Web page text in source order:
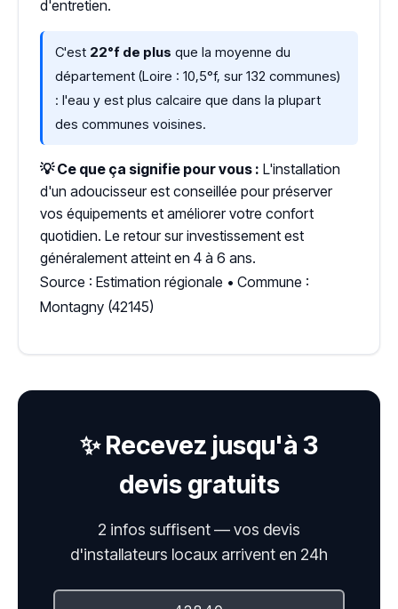
d'entretien.
C'est 22°f de plus que la moyenne du
département (Loire : 10,5°f, sur 132 communes)
: l'eau y est plus calcaire que dans la plupart
des communes voisines.
💡 Ce que ça signifie pour vous : L'installation
d'un adoucisseur est conseillée pour préserver
vos équipements et améliorer votre confort
quotidien. Le retour sur investissement est
généralement atteint en 4 à 6 ans.
Source : Estimation régionale • Commune :
Montagny (42145)
✨ Recevez jusqu'à 3
devis gratuits
2 infos suffisent — vos devis
d'installateurs locaux arrivent en 24h